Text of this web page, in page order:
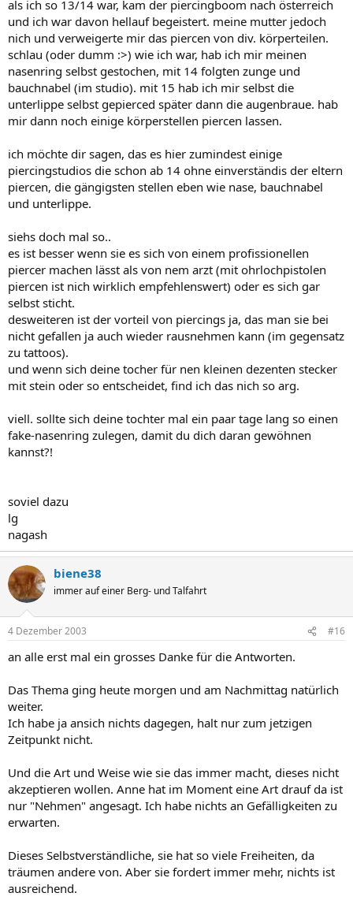
als ich so 13/14 war, kam der piercingboom nach österreich
und ich war davon hellauf begeistert. meine mutter jedoch
nich und verweigerte mir das piercen von div. körperteilen.
schlau (oder dumm :>) wie ich war, hab ich mir meinen
nasenring selbst gestochen, mit 14 folgten zunge und
bauchnabel (im studio). mit 15 hab ich mir selbst die
unterlippe selbst gepierced später dann die augenbraue. hab
mir dann noch einige körperstellen piercen lassen.
ich möchte dir sagen, das es hier zumindest einige
piercingstudios die schon ab 14 ohne einverständis der eltern
piercen, die gängigsten stellen eben wie nase, bauchnabel
und unterlippe.
siehs doch mal so..
es ist besser wenn sie es sich von einem profissionellen
piercer machen lässt als von nem arzt (mit ohrlochpistolen
piercen ist nich wirklich empfehlenswert) oder es sich gar
selbst sticht.
desweiteren ist der vorteil von piercings ja, das man sie bei
nicht gefallen ja auch wieder rausnehmen kann (im gegensatz
zu tattoos).
und wenn sich deine tocher für nen kleinen dezenten stecker
mit stein oder so entscheidet, find ich das nich so arg.
viell. sollte sich deine tochter mal ein paar tage lang so einen
fake-nasenring zulegen, damit du dich daran gewöhnen
kannst?!
soviel dazu
lg
nagash
biene38
immer auf einer Berg- und Talfahrt
4 Dezember 2003 #16
an alle erst mal ein grosses Danke für die Antworten.
Das Thema ging heute morgen und am Nachmittag natürlich
weiter.
Ich habe ja ansich nichts dagegen, halt nur zum jetzigen
Zeitpunkt nicht.
Und die Art und Weise wie sie das immer macht, dieses nicht
akzeptieren wollen. Anne hat im Moment eine Art drauf da ist
nur "Nehmen" angesagt. Ich habe nichts an Gefälligkeiten zu
erwarten.
Dieses Selbstverständliche, sie hat so viele Freiheiten, da
träumen andere von. Aber sie fordert immer mehr, nichts ist
ausreichend.